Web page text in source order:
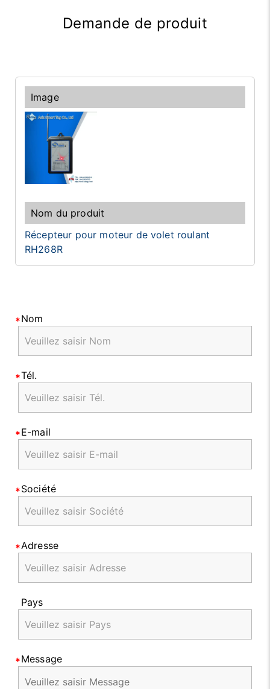
Demande de produit
Récepteur pour moteur de volet roulant
RH268R
Nom
Tél.
E-mail
Société
Adresse
Pays
Message